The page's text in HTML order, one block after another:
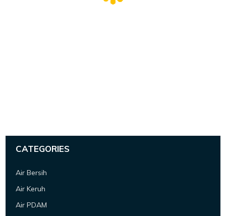
CATEGORIES
Air Bersih
Air Keruh
Air PDAM